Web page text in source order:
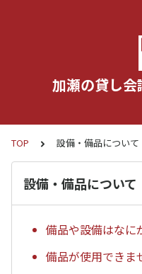
加瀬の貸し
TOP 設備・備品について
設備・備品について
備品や設備はなに
備品が使用できま